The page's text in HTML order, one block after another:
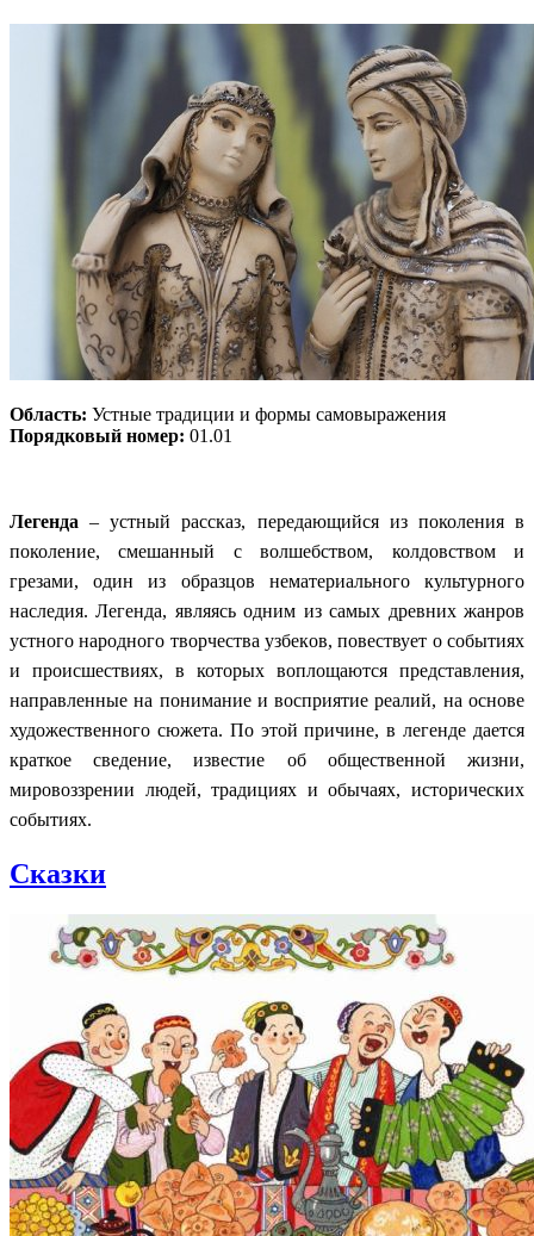
Область: Устные традиции и формы самовыражения
Порядковый номер: 01.01
Легенда – устный рассказ, передающийся из поколения в
поколение, смешанный с волшебством, колдовством и
грезами, один из образцов нематериального культурного
наследия. Легенда, являясь одним из самых древних жанров
устного народного творчества узбеков, повествует о событиях
и происшествиях, в которых воплощаются представления,
направленные на понимание и восприятие реалий, на основе
художественного сюжета. По этой причине, в легенде дается
краткое сведение, известие об общественной жизни,
мировоззрении людей, традициях и обычаях, исторических
событиях.
Сказки